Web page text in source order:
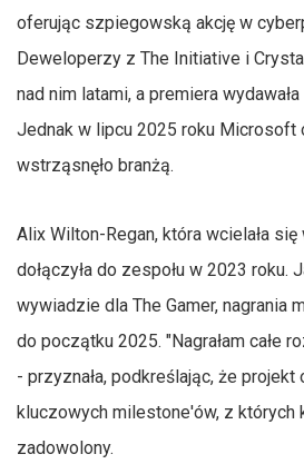
oferując szpiegowską akcję w
Deweloperzy z The Initiative i
nad nim latami, a premiera
Jednak w lipcu 2025 roku Microsoft
wstrząsnęło branżą.
Alix Wilton-Regan, która wcielała się
dołączyła do zespołu w 2023 roku.
wywiadzie dla The Gamer, nagrania
do początku 2025. "Nagrałam całe
- przyznała, podkreślając, że projekt
kluczowych milestone'ów, z których
zadowolony.